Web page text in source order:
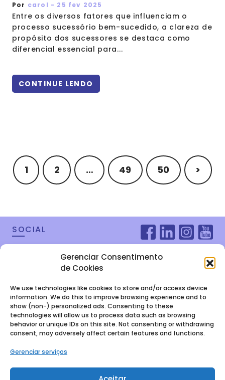
Gerenciar Consentimento
de Cookies
We use technologies like cookies to store and/or access device
information. We do this to improve browsing experience and to
show (non-) personalized ads. Consenting to these
technologies will allow us to process data such as browsing
behavior or unique IDs on this site. Not consenting or withdrawing
consent, may adversely affect certain features and functions.
Gerenciar serviços
Por carol - 25 fev 2025
Entre os diversos fatores que influenciam o
processo sucessório bem-sucedido, a clareza de
propósito dos sucessores se destaca como
diferencial essencial para...
CONTINUE LENDO
1 2 … 49 50 >
SOCIAL